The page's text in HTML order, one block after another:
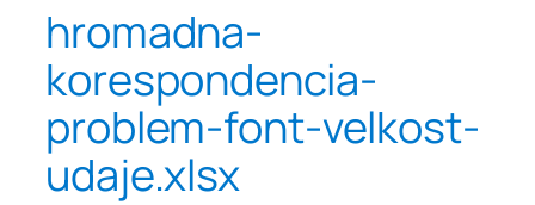
hromadna-
korespondencia-
problem-font-velkost-
udaje.xlsx